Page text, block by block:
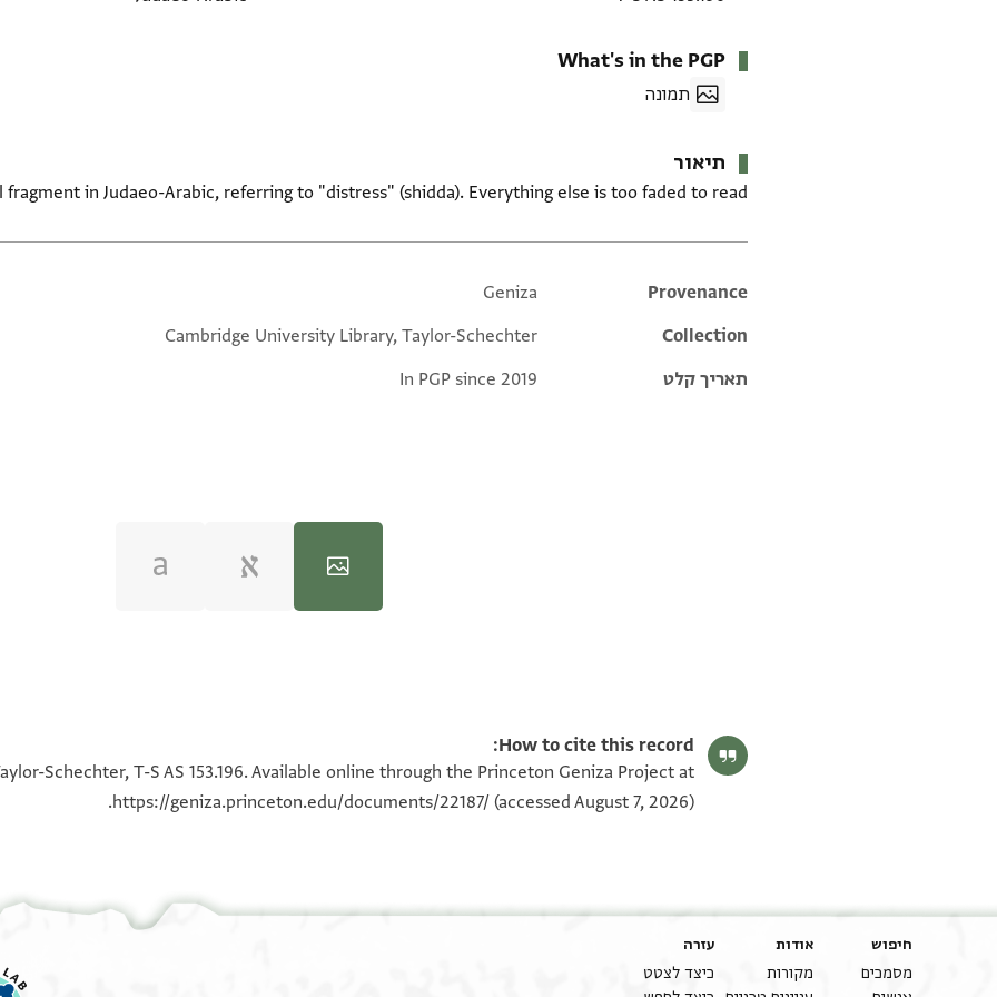
What's in the PGP
תמונה
תיאור
fragment in Judaeo-Arabic, referring to "distress" (shidda). Everything else is too faded to read.
Additional metadata
Provenance
Geniza
Collection
Cambridge University Library, Taylor-Schechter
תאריך קלט
In PGP since 2019
100%
100%
How to cite this record:
Schechter, T-S AS 153.196. Available online through the Princeton Geniza Project at
https://geniza.princeton.edu/documents/22187/ (accessed August 7, 2026).
חיפוש
מסמכים
אודות
מקורות
עזרה
כיצד לצטט